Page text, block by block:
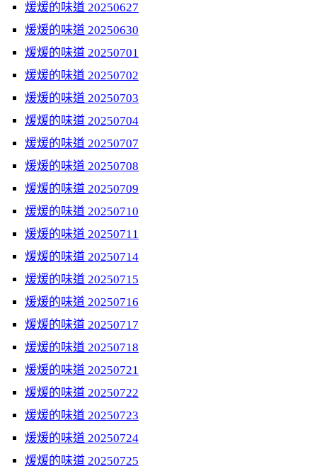
煖煖的味道 20250627
煖煖的味道 20250630
煖煖的味道 20250701
煖煖的味道 20250702
煖煖的味道 20250703
煖煖的味道 20250704
煖煖的味道 20250707
煖煖的味道 20250708
煖煖的味道 20250709
煖煖的味道 20250710
煖煖的味道 20250711
煖煖的味道 20250714
煖煖的味道 20250715
煖煖的味道 20250716
煖煖的味道 20250717
煖煖的味道 20250718
煖煖的味道 20250721
煖煖的味道 20250722
煖煖的味道 20250723
煖煖的味道 20250724
煖煖的味道 20250725